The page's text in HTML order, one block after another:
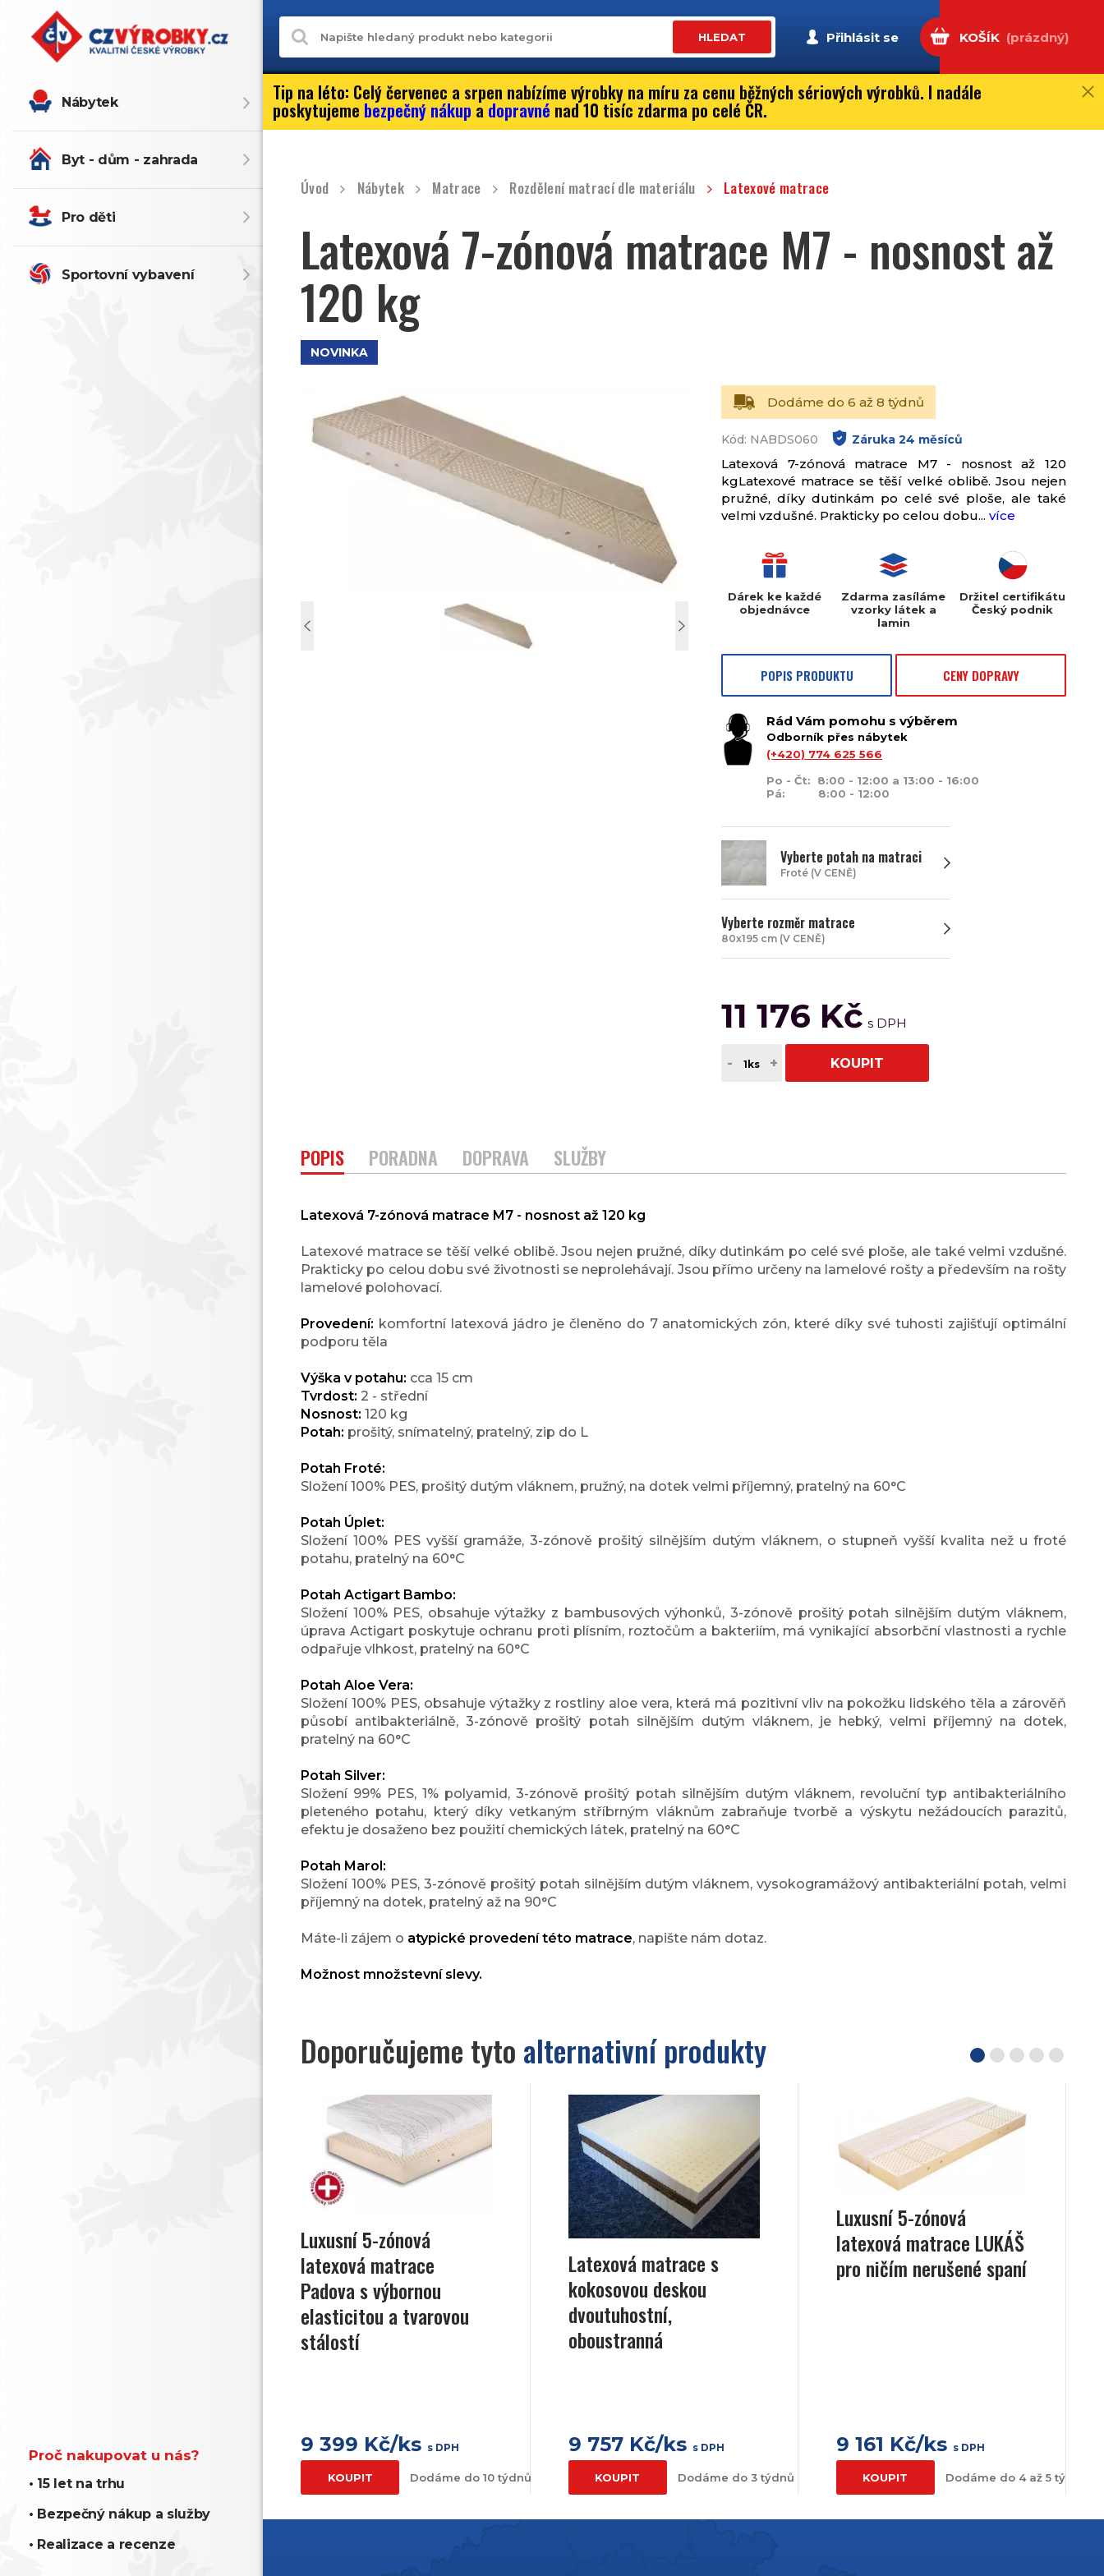
HLEDAT Přihlásit se KOŠÍK (prázdný)
Nábytek
Byt - dům - zahrada
Pro děti
Sportovní vybavení
Proč nakupovat u nás?
• 15 let na trhu
• Bezpečný nákup a služby
• Realizace a recenze
Tip na léto: Celý červenec a srpen nabízíme výrobky na míru za cenu běžných sériových výrobků. I nadále
poskytujeme bezpečný nákup a dopravné nad 10 tisíc zdarma po celé ČR.
Úvod Nábytek Matrace Rozdělení matrací dle materiálu Latexové matrace
Latexová 7-zónová matrace M7 - nosnost až
120 kg
NOVINKA
Dodáme do 6 až 8 týdnů
Kód: NABDS060 Záruka 24 měsíců
Latexová 7-zónová matrace M7 - nosnost až 120
kgLatexové matrace se těší velké oblibě. Jsou nejen
pružné, díky dutinkám po celé své ploše, ale také
velmi vzdušné. Prakticky po celou dobu... více
Dárek ke každé
objednávce
Zdarma zasíláme
vzorky látek a
lamin
Držitel certifikátu
Český podnik
POPIS PRODUKTU CENY DOPRAVY
Rád Vám pomohu s výběrem
Odborník přes nábytek
(+420) 774 625 566
Po - Čt: 8:00 - 12:00 a 13:00 - 16:00
Pá: 8:00 - 12:00
Vyberte potah na matraci
Froté (V CENĚ)
Vyberte rozměr matrace
80x195 cm (V CENĚ)
11 176 Kč
- + KOUPIT
POPIS PORADNA DOPRAVA SLUŽBY
Latexová 7-zónová matrace M7 - nosnost až 120 kg
Latexové matrace se těší velké oblibě. Jsou nejen pružné, díky dutinkám po celé své ploše, ale také velmi vzdušné.
Prakticky po celou dobu své životnosti se neprolehávají. Jsou přímo určeny na lamelové rošty a především na rošty
lamelové polohovací.
Provedení: komfortní latexová jádro je členěno do 7 anatomických zón, které díky své tuhosti zajišťují optimální
podporu těla
Výška v potahu: cca 15 cm
Tvrdost: 2 - střední
Nosnost: 120 kg
Potah: prošitý, snímatelný, pratelný, zip do L
Potah Froté:
Složení 100% PES, prošitý dutým vláknem, pružný, na dotek velmi příjemný, pratelný na 60°C
Potah Úplet:
Složení 100% PES vyšší gramáže, 3-zónově prošitý silnějším dutým vláknem, o stupneň vyšší kvalita než u froté
potahu, pratelný na 60°C
Potah Actigart Bambo:
Složení 100% PES, obsahuje výtažky z bambusových výhonků, 3-zónově prošitý potah silnějším dutým vláknem,
úprava Actigart poskytuje ochranu proti plísním, roztočům a bakteriím, má vynikající absorbční vlastnosti a rychle
odpařuje vlhkost, pratelný na 60°C
Potah Aloe Vera:
Složení 100% PES, obsahuje výtažky z rostliny aloe vera, která má pozitivní vliv na pokožku lidského těla a zárověň
působí antibakteriálně, 3-zónově prošitý potah silnějším dutým vláknem, je hebký, velmi příjemný na dotek,
pratelný na 60°C
Potah Silver:
Složení 99% PES, 1% polyamid, 3-zónově prošitý potah silnějším dutým vláknem, revoluční typ antibakteriálního
pleteného potahu, který díky vetkaným stříbrným vláknům zabraňuje tvorbě a výskytu nežádoucích parazitů,
efektu je dosaženo bez použití chemických látek, pratelný na 60°C
Potah Marol:
Složení 100% PES, 3-zónově prošitý potah silnějším dutým vláknem, vysokogramážový antibakteriální potah, velmi
příjemný na dotek, pratelný až na 90°C
Máte-li zájem o atypické provedení této matrace, napište nám dotaz.
Možnost množstevní slevy.
Doporučujeme tyto alternativní produkty
Luxusní 5-zónová
latexová matrace
Padova s výbornou
elasticitou a tvarovou
stálostí
9 399 Kč/ks s DPH
KOUPIT Dodáme do 10 týdnů
Latexová matrace s
kokosovou deskou
dvoutuhostní,
oboustranná
9 757 Kč/ks s DPH
KOUPIT Dodáme do 3 týdnů
Luxusní 5-zónová
latexová matrace LUKÁŠ
pro ničím nerušené spaní
9 161 Kč/ks s DPH
KOUPIT Dodáme do 4 až 5 týdnů